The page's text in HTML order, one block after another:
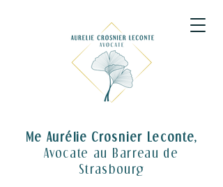
Me Aurélie Crosnier Leconte,
Avocate au Barreau de
Strasbourg